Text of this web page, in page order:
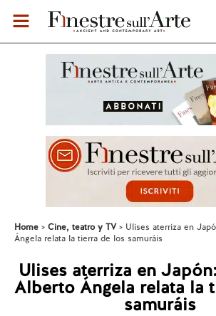
Home Cine, teatro y TV
Ulises aterriza en
Ángela relata la tierra de los samuráis
Ulises aterriza en
Alberto Ángela relata la
samuráis